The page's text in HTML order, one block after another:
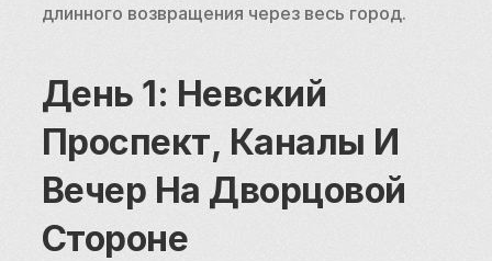
длинного возвращения через весь город.
День 1: Невский
Проспект, Каналы И
Вечер На Дворцовой
Стороне